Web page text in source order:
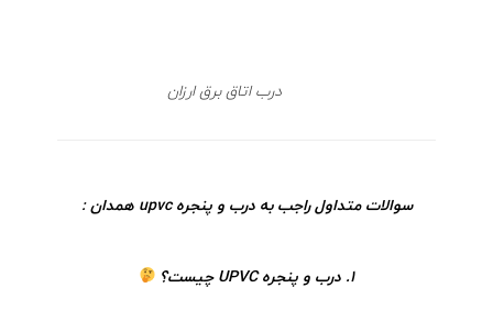
درب اتاق برق ارزان
سوالات متداول راجب به درب و پنجره upvc همدان :
1. درب و پنجره UPVC چیست؟